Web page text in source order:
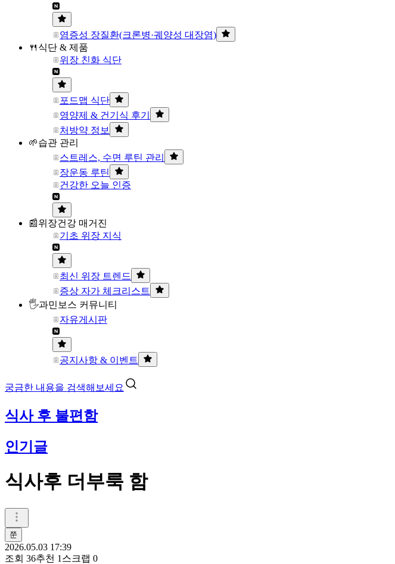
염증성 장질환(크론병·궤양성 대장염)
🍴식단 & 제품
위장 친화 식단
포드맵 식단
영양제 & 건기식 후기
처방약 정보
🌱습관 관리
스트레스, 수면 루틴 관리
장운동 루틴
건강한 오늘 인증
📰위장건강 매거진
기초 위장 지식
최신 위장 트렌드
증상 자가 체크리스트
🖐과민보스 커뮤니티
자유게시판
공지사항 & 이벤트
궁금한 내용을 검색해보세요
식사 후 불편함
인기글
식사후 더부룩 함
쭌
2026.05.03 17:39
조회 36추천 1 스크랩 0